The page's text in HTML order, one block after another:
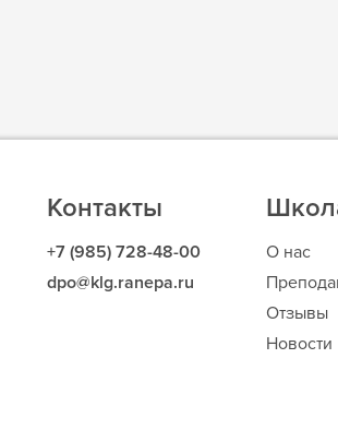
Контакты
+7 (985) 728-48-00
dpo@klg.ranepa.ru
О нас
Отзывы
Новости